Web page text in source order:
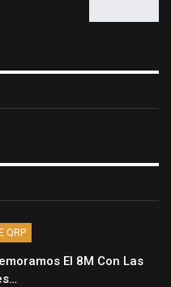
QRP
El 8M Con Las